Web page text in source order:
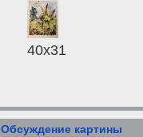
40х31
Обсуждение картины